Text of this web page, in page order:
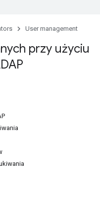
User management
przy użyciu